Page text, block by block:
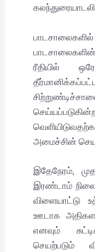
பாடசாலைகளில்
ரீதியில்
அமைச்சின்
இதேநேரம்,
இரண்டாம்
விளையாட்டு
ஊடாக
எனவும்
செயற்படும்